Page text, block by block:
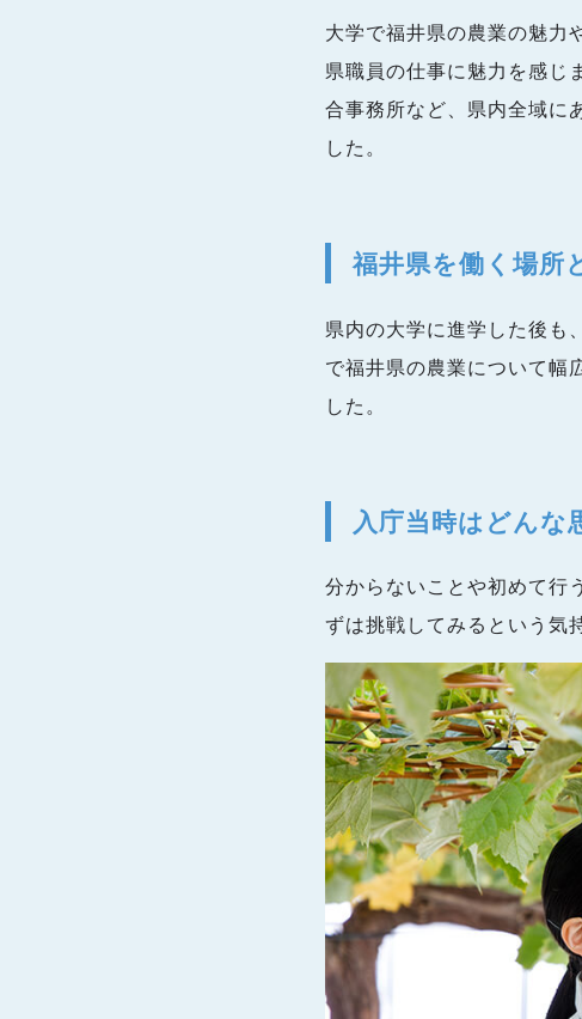
大学で福井県の農業の魅力
県職員の仕事に魅力を感じ
合事務所など、県内全域に
した。
福井県を働く場所
県内の大学に進学した後も
で福井県の農業について幅
した。
入庁当時はどんな
分からないことや初めて行
ずは挑戦してみるという気